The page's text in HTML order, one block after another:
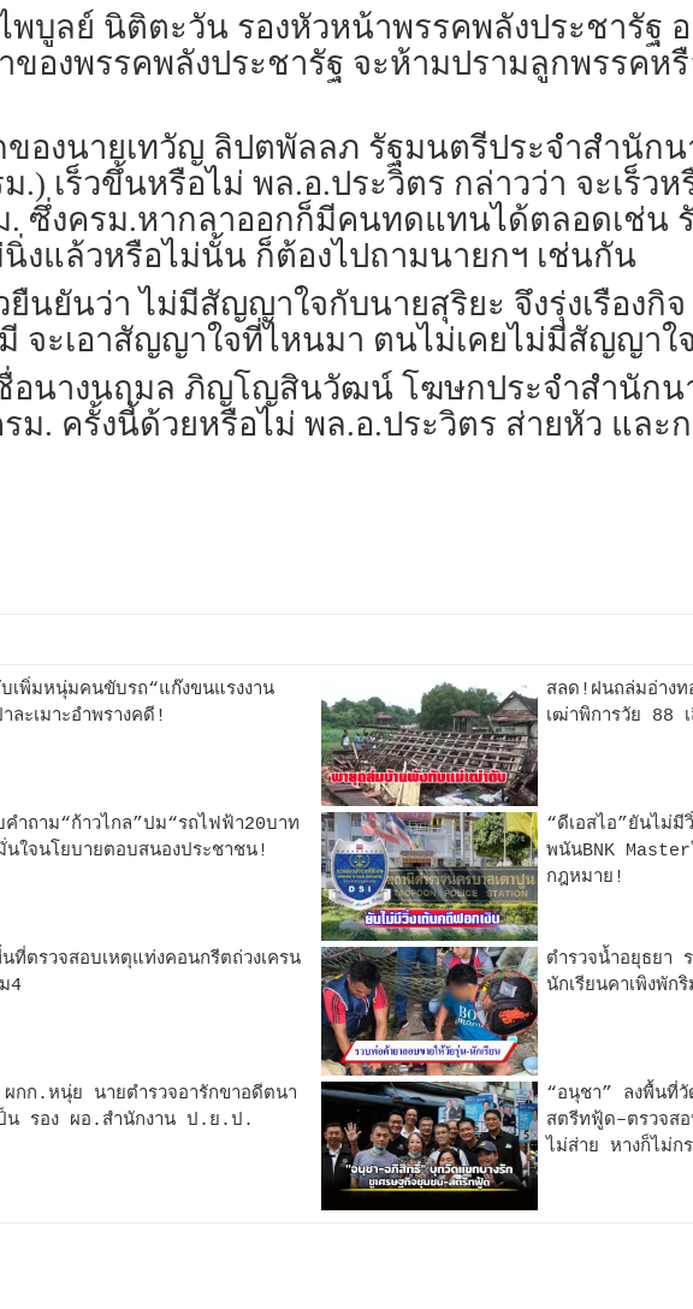
บูลย์ นิติตะวัน รองหัวหน้าพรรคพลังประชารัฐ
ของพรรคพลังประชารัฐ จะห้ามปรามลูกพรรคห
ของนายเทวัญ ลิปตพัลลภ รัฐมนตรีประจำสำนัก
เร็วขึ้นหรือไม่ พล.อ.ประวิตร กล่าวว่า จะเร็ว
. ซึ่งครม.หากลาออกก็มีคนทดแทนได้ตลอดเช่น
แล้วหรือไม่นั้น ก็ต้องไปถามนายกฯ เช่นกัน
ยืนยันว่า ไม่มีสัญญาใจกับนายสุริยะ จึงรุ่งเรืองกิ
จะเอาสัญญาใจที่ไหนมา ตนไม่เคยไม่มีสัญญาใ
อนางนฤมล ภิญโญสินวัฒน์ โฆษกประจำสำนักน
ม. ครั้งนี้ด้วยหรือไม่ พล.อ.ประวิตร ส่ายหัว และ
เพิ่มหนุ่มคนขับรถ“แก๊งขนแรงงาน
ละเมาะอำพรางคดี!
สลด!ฝนถล่มอ่างท
เฒ่าพิการวัย 88
คำถาม“ก้าวไกล”ปม“รถไฟฟ้า20บาท
นใจนโยบายตอบสนองประชาชน!
“ดีเอสไอ”ยันไม่มี
พนันBNK
กฎหมาย!
ที่ตรวจสอบเหตุแท่งคอนกรีตถ่วงเครน
4
ตำรวจน้ำอยุธยา
นักเรียนคาเพิงพัก
กก.หนุ่ย นายตำรวจอารักขาอดีตนา
ป็น รอง ผอ.สำนักงาน ป.ย.ป.
“อนุชา” ลงพื้นที่
สตรีทฟู้ด–ตรวจส
ไม่ส่าย หางก็ไม่ก